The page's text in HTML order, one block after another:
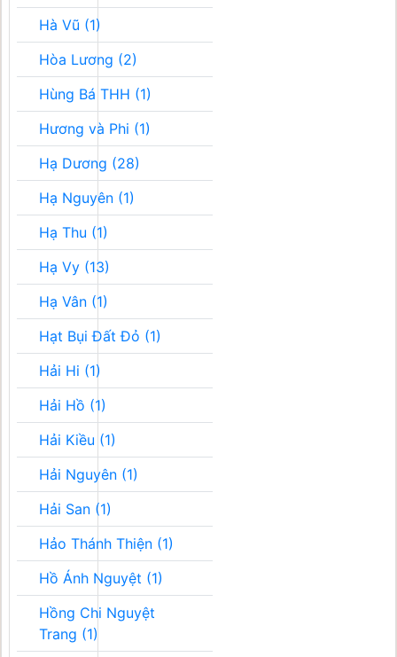
Hà Vũ (1)
Hòa Lương (2)
Hùng Bá THH (1)
Hương và Phi (1)
Hạ Dương (28)
Hạ Nguyên (1)
Hạ Thu (1)
Hạ Vy (13)
Hạ Vân (1)
Hạt Bụi Đất Đỏ (1)
Hải Hi (1)
Hải Hồ (1)
Hải Kiều (1)
Hải Nguyên (1)
Hải San (1)
Hảo Thánh Thiện (1)
Hồ Ánh Nguyệt (1)
Hồng Chi Nguyệt
Trang (1)